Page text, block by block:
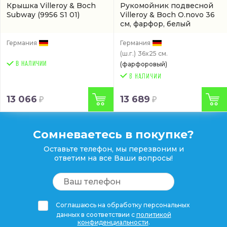
Крышка Villeroy & Boch
Subway (9956 S1 01)
Германия
В НАЛИЧИИ
13 066
Рукомойник подвесной
Villeroy & Boch O.novo 36
см, фарфор, белый
43423601)
Германия
(ш.г.) 36x25 см.
(фарфоровый)
13 689
Сомневаетесь в покупке?
Оставьте телефон, мы перезвоним и
ответим на все Ваши вопросы!
Соглашаюсь на обработку персональных
данных в соответствии с политикой
конфиденциальности.